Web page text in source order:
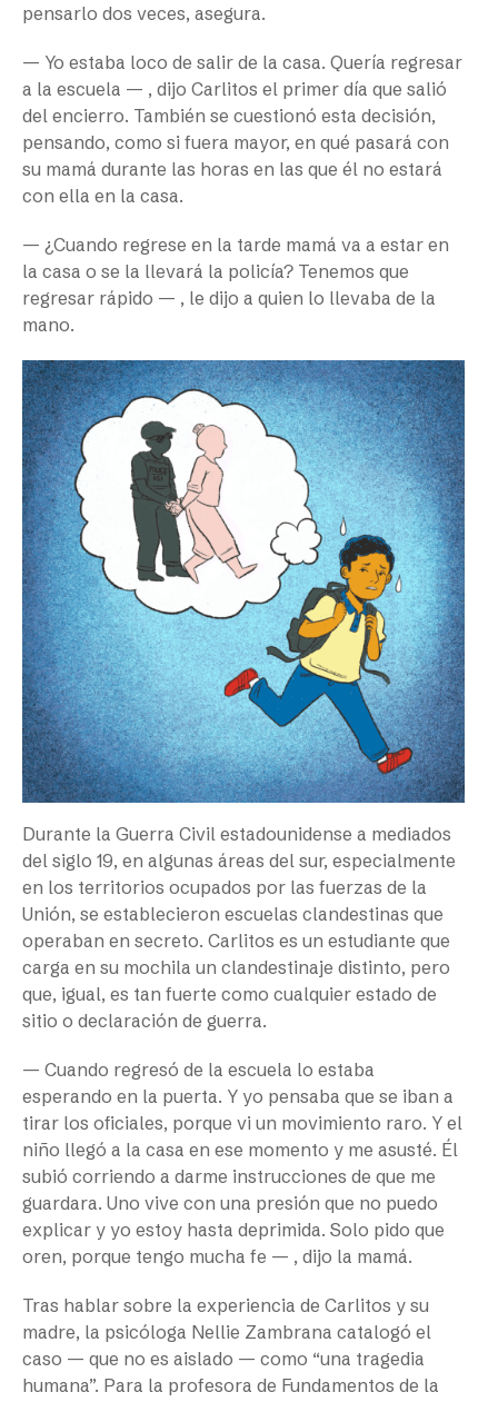
pensarlo dos veces, asegura.
— Yo estaba loco de salir de la casa. Quería regresar
a la escuela — , dijo Carlitos el primer día que salió
del encierro. También se cuestionó esta decisión,
pensando, como si fuera mayor, en qué pasará con
su mamá durante las horas en las que él no estará
con ella en la casa.
— ¿Cuando regrese en la tarde mamá va a estar en
la casa o se la llevará la policía? Tenemos que
regresar rápido — , le dijo a quien lo llevaba de la
mano.
Durante la Guerra Civil estadounidense a mediados
del siglo 19, en algunas áreas del sur, especialmente
en los territorios ocupados por las fuerzas de la
Unión, se establecieron escuelas clandestinas que
operaban en secreto. Carlitos es un estudiante que
carga en su mochila un clandestinaje distinto, pero
que, igual, es tan fuerte como cualquier estado de
sitio o declaración de guerra.
— Cuando regresó de la escuela lo estaba
esperando en la puerta. Y yo pensaba que se iban a
tirar los oficiales, porque vi un movimiento raro. Y el
niño llegó a la casa en ese momento y me asusté. Él
subió corriendo a darme instrucciones de que me
guardara. Uno vive con una presión que no puedo
explicar y yo estoy hasta deprimida. Solo pido que
oren, porque tengo mucha fe — , dijo la mamá.
Tras hablar sobre la experiencia de Carlitos y su
madre, la psicóloga Nellie Zambrana catalogó el
caso — que no es aislado — como “una tragedia
humana”. Para la profesora de Fundamentos de la